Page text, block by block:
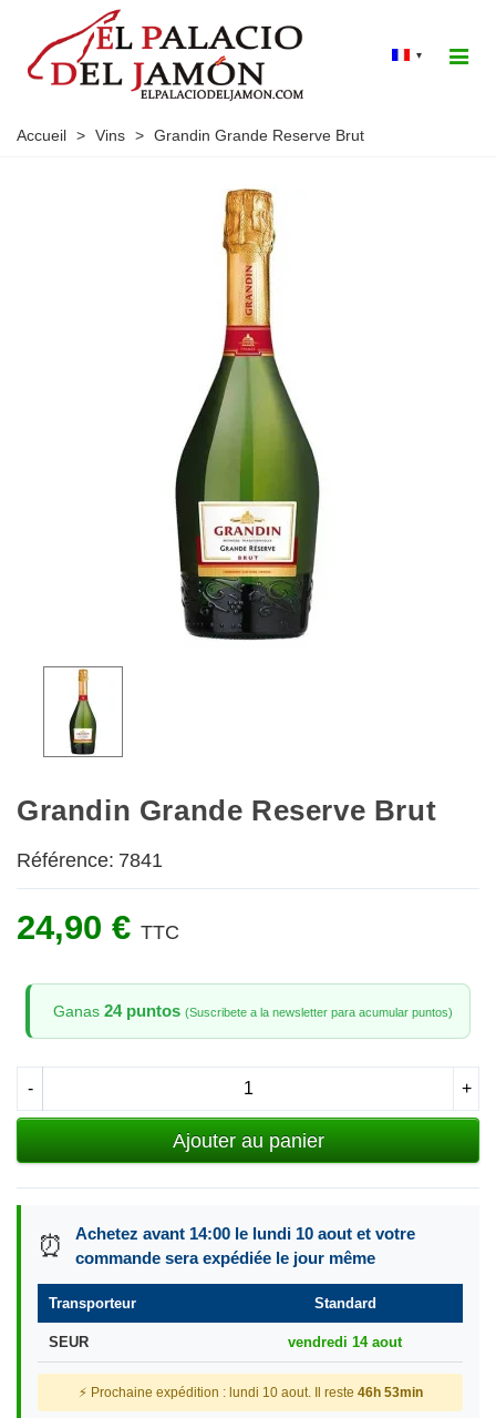
▾
Accueil > Vins > Grandin Grande Reserve Brut
Grandin Grande Reserve Brut
Référence: 7841
24,90 € TTC
Ganas 24 puntos (Suscribete a la newsletter para acumular puntos)
- +
Ajouter au panier
⏰
Achetez avant 14:00 le lundi 10 aout et votre
commande sera expédiée le jour même
Transporteur Standard
SEUR vendredi 14 aout
⚡ Prochaine expédition : lundi 10 aout. Il reste 46h 53min